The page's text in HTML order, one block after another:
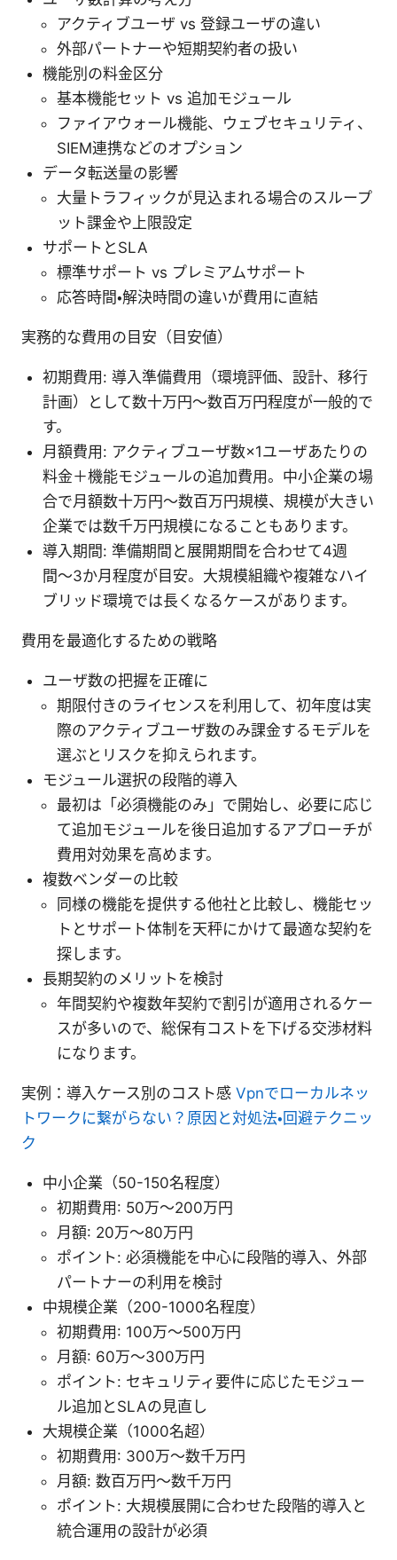
アクティブユーザ vs 登録ユーザの違い
外部パートナーや短期契約者の扱い
機能別の料金区分
基本機能セット vs 追加モジュール
ファイアウォール機能、ウェブセキュリティ、
SIEM連携などのオプション
データ転送量の影響
大量トラフィックが見込まれる場合のスループ
ット課金や上限設定
サポートとSLA
標準サポート vs プレミアムサポート
応答時間・解決時間の違いが費用に直結
実務的な費用の目安（目安値）
初期費用: 導入準備費用（環境評価、設計、移行
計画）として数十万円〜数百万円程度が一般的で
す。
月額費用: アクティブユーザ数×1ユーザあたりの
料金＋機能モジュールの追加費用。中小企業の場
合で月額数十万円〜数百万円規模、規模が大きい
企業では数千万円規模になることもあります。
導入期間: 準備期間と展開期間を合わせて4週
間〜3か月程度が目安。大規模組織や複雑なハイ
ブリッド環境では長くなるケースがあります。
費用を最適化するための戦略
ユーザ数の把握を正確に
期限付きのライセンスを利用して、初年度は実
際のアクティブユーザ数のみ課金するモデルを
選ぶとリスクを抑えられます。
モジュール選択の段階的導入
最初は「必須機能のみ」で開始し、必要に応じ
て追加モジュールを後日追加するアプローチが
費用対効果を高めます。
複数ベンダーの比較
同様の機能を提供する他社と比較し、機能セッ
トとサポート体制を天秤にかけて最適な契約を
探します。
長期契約のメリットを検討
年間契約や複数年契約で割引が適用されるケー
スが多いので、総保有コストを下げる交渉材料
になります。
実例：導入ケース別のコスト感 Vpnでローカルネッ
トワークに繋がらない？原因と対処法・回避テクニッ
ク
中小企業（50-150名程度）
初期費用: 50万〜200万円
月額: 20万〜80万円
ポイント: 必須機能を中心に段階的導入、外部
パートナーの利用を検討
中規模企業（200-1000名程度）
初期費用: 100万〜500万円
月額: 60万〜300万円
ポイント: セキュリティ要件に応じたモジュー
ル追加とSLAの見直し
大規模企業（1000名超）
初期費用: 300万〜数千万円
月額: 数百万円〜数千万円
ポイント: 大規模展開に合わせた段階的導入と
統合運用の設計が必須